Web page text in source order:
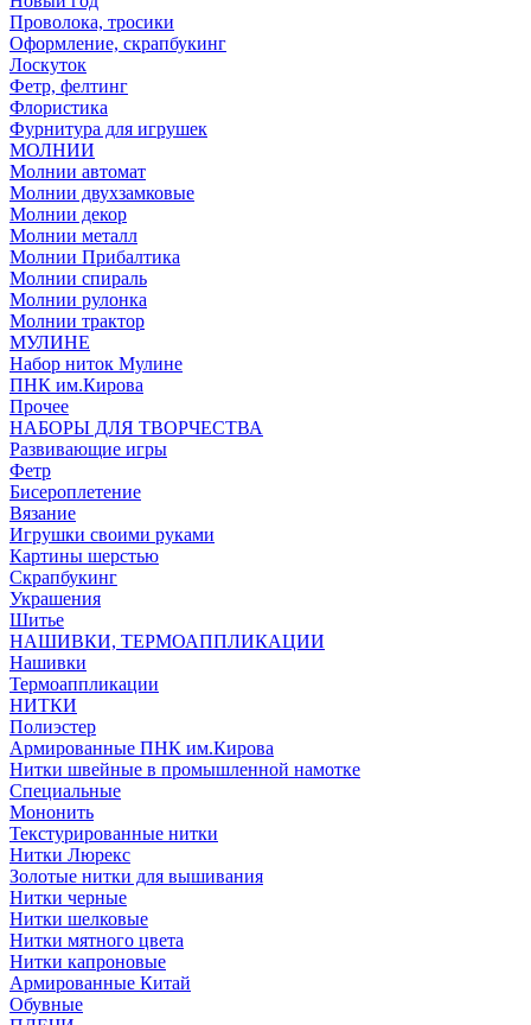
Проволока, тросики
Оформление, скрапбукинг
Лоскуток
Фетр, фелтинг
Флористика
Фурнитура для игрушек
МОЛНИИ
Молнии автомат
Молнии двухзамковые
Молнии декор
Молнии металл
Молнии Прибалтика
Молнии спираль
Молнии рулонка
Молнии трактор
МУЛИНЕ
Набор ниток Мулине
ПНК им.Кирова
Прочее
НАБОРЫ ДЛЯ ТВОРЧЕСТВА
Развивающие игры
Фетр
Бисероплетение
Вязание
Игрушки своими руками
Картины шерстью
Скрапбукинг
Украшения
Шитье
НАШИВКИ, ТЕРМОАППЛИКАЦИИ
Нашивки
Термоаппликации
НИТКИ
Полиэстер
Армированные ПНК им.Кирова
Нитки швейные в промышленной намотке
Специальные
Мононить
Текстурированные нитки
Нитки Люрекс
Золотые нитки для вышивания
Нитки черные
Нитки шелковые
Нитки мятного цвета
Нитки капроновые
Армированные Китай
Обувные